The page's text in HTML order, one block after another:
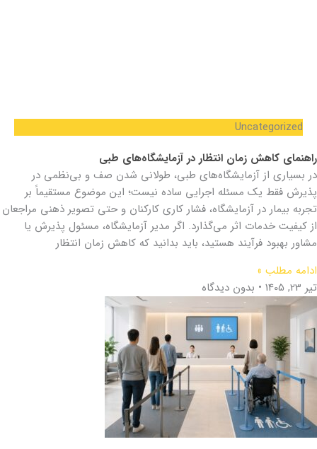
Uncategorized
راهنمای کاهش زمان انتظار در آزمایشگاه‌های طبی
در بسیاری از آزمایشگاه‌های طبی، طولانی شدن صف و بی‌نظمی در
پذیرش فقط یک مسئله اجرایی ساده نیست؛ این موضوع مستقیماً بر
تجربه بیمار در آزمایشگاه، فشار کاری کارکنان و حتی تصویر ذهنی مراجعان
از کیفیت خدمات اثر می‌گذارد. اگر مدیر آزمایشگاه، مسئول پذیرش یا
مشاور بهبود فرآیند هستید، باید بدانید که کاهش زمان انتظار
ادامه مطلب »
تیر 23, 1405
بدون دیدگاه